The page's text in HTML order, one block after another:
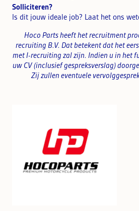
Solliciteren?
Is dit jouw ideale job? Laat het ons
Hoco Parts heeft het recruitment
recruiting B.V. Dat betekent dat het
met I-recruiting zal zijn. Indien u in het
uw CV (inclusief gespreksverslag)
Zij zullen eventuele